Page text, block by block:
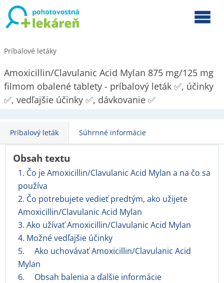
Príbalové letáky
Amoxicillin/Clavulanic Acid Mylan 875 mg/125 mg
filmom obalené tablety - príbalový leták ✅, účinky
✅, vedľajšie účinky ✅, dávkovanie ✅
Príbalový leták Súhrnné informácie
Obsah textu
1. Čo je Amoxicillin/Clavulanic Acid Mylan a na čo sa
používa
2. Čo potrebujete vedieť predtým, ako užijete
Amoxicillin/Clavulanic Acid Mylan
3. Ako užívať Amoxicillin/Clavulanic Acid Mylan
4. Možné vedľajšie účinky
5. Ako uchovávať Amoxicillin/Clavulanic Acid
Mylan
6. Obsah balenia a ďalšie informácie